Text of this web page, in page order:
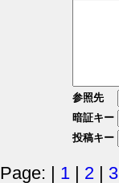
参照先
暗証キー
投稿キー
Page: | 1 | 2 | 3